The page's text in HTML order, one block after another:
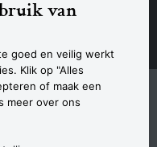
van
goed en veilig werkt
Klik op "Alles
of maak een
meer over ons
voorwaardenDisclaimer